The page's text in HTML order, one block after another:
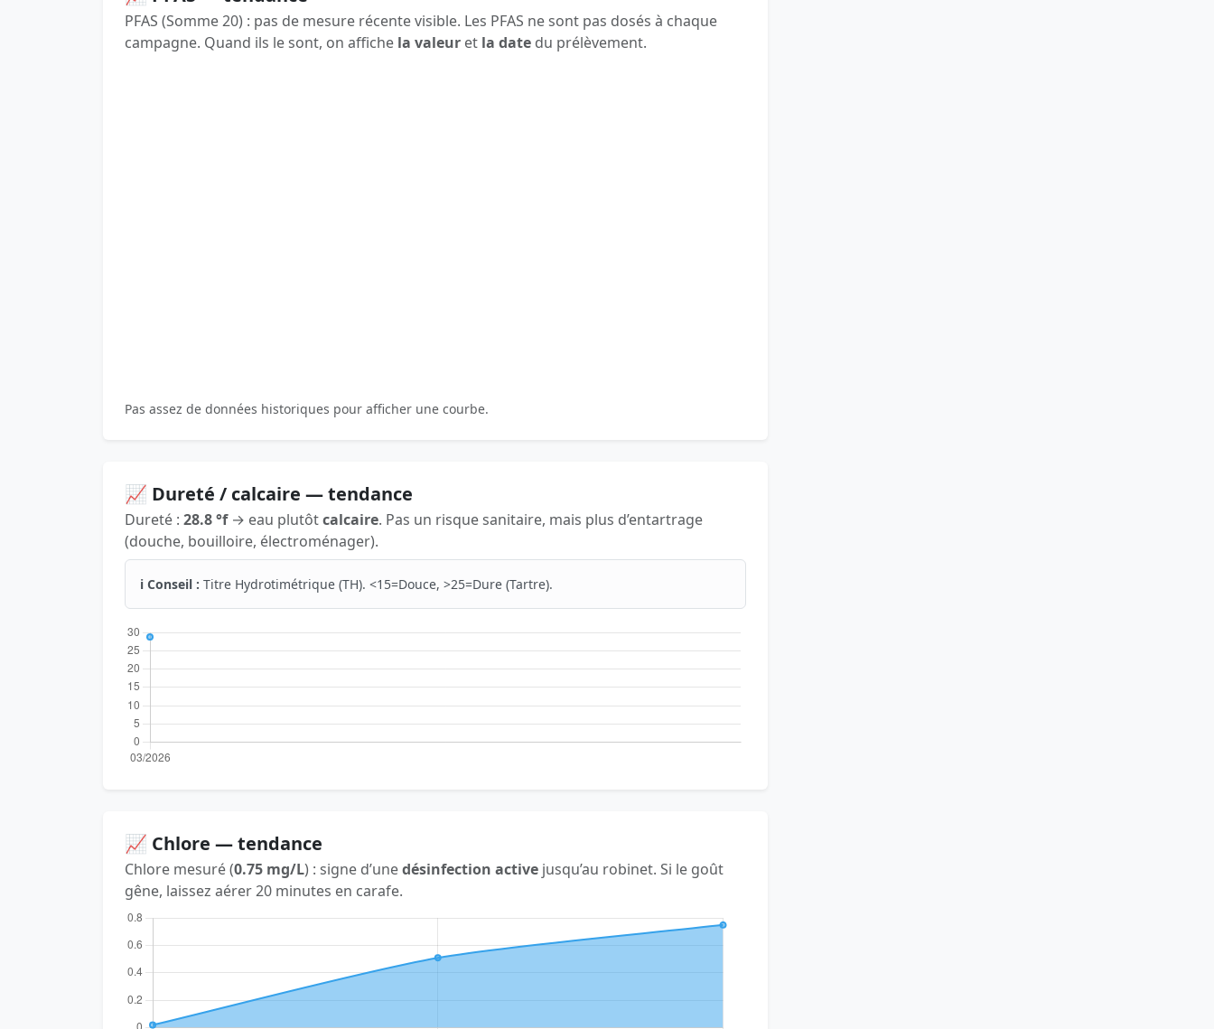
PFAS (Somme 20) : pas de mesure récente visible. Les PFAS ne sont pas dosés à chaque
campagne. Quand ils le sont, on affiche la valeur et la date du prélèvement.
Pas assez de données historiques pour afficher une courbe.
📈 Dureté / calcaire — tendance
Dureté : 28.8 °f→ eau plutôtcalcaire. Pas un risque sanitaire, mais plus d’entartrage
(douche, bouilloire, électroménager).
ℹ️ Conseil : Titre Hydrotimétrique (TH). <15=Douce, >25=Dure (Tartre).
📈 Chlore — tendance
Chlore mesuré (0.75 mg/L) : signe d’unedésinfection active jusqu’au robinet. Si le goût
gêne, laissez aérer 20 minutes en carafe.